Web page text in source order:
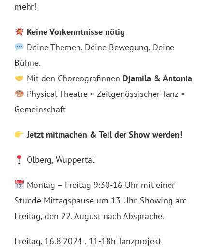
mehr!
Keine Vorkenntnisse nötig
Deine Themen. Deine Bewegung. Deine
Bühne.
Mit den Choreografinnen Djamila & Antonia
Physical Theatre × Zeitgenössischer Tanz ×
Gemeinschaft
Jetzt mitmachen & Teil der Show werden!
Ölberg, Wuppertal
Montag – Freitag 9:30-16 Uhr mit einer
Stunde Mittagspause um 13 Uhr. Showing am
Freitag, den 22. August nach Absprache.
Freitag, 16.8.2024 , 11-18h Tanzprojekt